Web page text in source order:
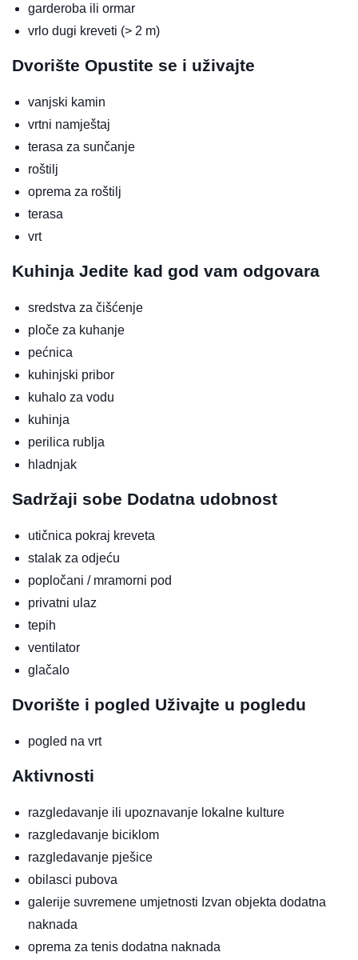
garderoba ili ormar
vrlo dugi kreveti (> 2 m)
Dvorište Opustite se i uživajte
vanjski kamin
vrtni namještaj
terasa za sunčanje
roštilj
oprema za roštilj
terasa
vrt
Kuhinja Jedite kad god vam odgovara
sredstva za čišćenje
ploče za kuhanje
pećnica
kuhinjski pribor
kuhalo za vodu
kuhinja
perilica rublja
hladnjak
Sadržaji sobe Dodatna udobnost
utičnica pokraj kreveta
stalak za odjeću
popločani / mramorni pod
privatni ulaz
tepih
ventilator
glačalo
Dvorište i pogled Uživajte u pogledu
pogled na vrt
Aktivnosti
razgledavanje ili upoznavanje lokalne kulture
razgledavanje biciklom
razgledavanje pješice
obilasci pubova
galerije suvremene umjetnosti Izvan objekta dodatna
naknada
oprema za tenis dodatna naknada